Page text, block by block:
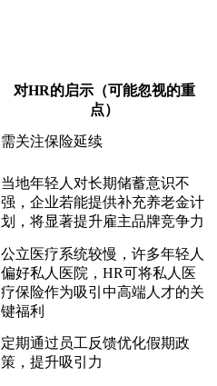
对HR的启示（可能忽视的重
点）
需关注保险延续
当地年轻人对长期储蓄意识不
强，企业若能提供补充养老金计
划，将显著提升雇主品牌竞争力
公立医疗系统较慢，许多年轻人
偏好私人医院，HR可将私人医
疗保险作为吸引中高端人才的关
键福利
定期通过员工反馈优化假期政
策，提升吸引力